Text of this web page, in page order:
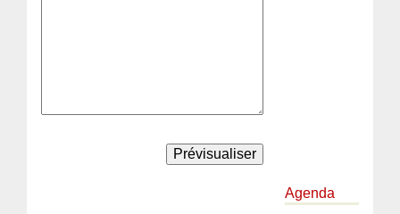
Agenda